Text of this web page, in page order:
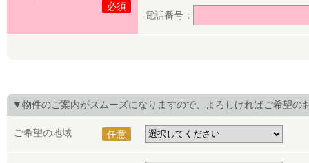
必須
電話番号：
▼物件のご案内がスムーズになりますので、よろしければご希望の
ご希望の地域 任意